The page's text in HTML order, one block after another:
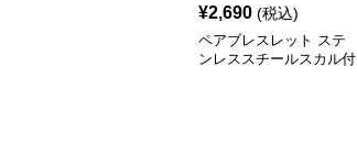
¥2,690 (税込)
ペアブレスレット ステ
ンレススチールスカル付